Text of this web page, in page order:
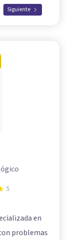
Siguiente
5
en
problemas